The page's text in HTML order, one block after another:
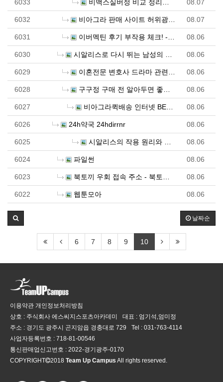
6033 비맥스실버정 비교 정리해볼 수 있는 사이트 여기 보세요 08.07
6032 비아그라 판매 사이트 허위광고 주의! 현명한 구매를 … 08.07
6031 이버멕틴 후기 부작용 체크! - 러시아 직구 우라몰 u… 08.06
6030 시알리스로 다시 뛰는 남성의 자신감 08.06
6029 이혼전문 변호사 드라마 관련 핵심 추천 아이템 공개! 08.06
6028 구구정 구매 전 알아두면 좋은 기본 사항 - 정력원 08.06
6027 비아그라퀵배송 인터넷 BEST 사이트 10 알아보기 (… 08.06
6026 24h약국 24hdirrnr 08.06
6025 시알리스의 작용 원리와 특징 - 정력원 08.06
6024 파일썬 08.06
6023 북토끼 우회 접속 주소 - 북토끼 시즌2 최신 주소 -… 08.06
6022 웹툰모아 08.06
날짜순
6 7 8 9 10
이용약관 개인정보처리방침
상호 : 주식회사 에스씨지스포츠아카데미
대표 : 엄기석,엄미정
주소 : 경기도 광주시 곤지암읍 경충대로 729
Tel : 031-763-4114
사업자등록번호 : 718-81-00546
통신판매업신고번호 : 2022-경기광주-0170
COPYRIGHT
2018 Team Up Campus All rights reserved.